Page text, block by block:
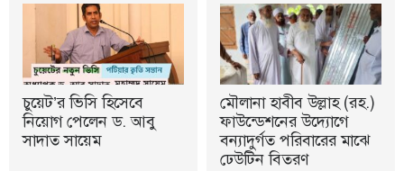
চুয়েট’র ভিসি হিসেবে
নিয়োগ পেলেন ড. আবু
সাদাত সায়েম
মৌলানা হাবীব উল্লাহ (রহ.)
ফাউন্ডেশনের উদ্যোগে
বন্যাদুর্গত পরিবারের মাঝে
ঢেউটিন বিতরণ